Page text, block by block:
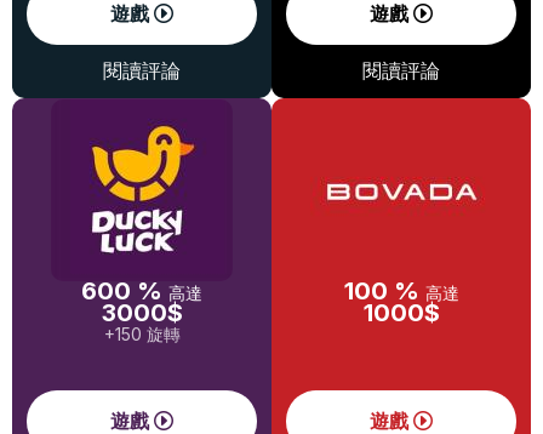
遊戲
閱讀評論
遊戲
閱讀評論
600 % 高達
3000$
+150 旋轉
遊戲
100 % 高達
1000$
遊戲